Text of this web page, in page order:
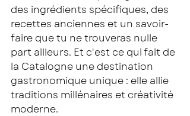
des ingrédients spécifiques, des
recettes anciennes et un savoir-
faire que tu ne trouveras nulle
part ailleurs. Et c'est ce qui fait de
la Catalogne une destination
gastronomique unique : elle allie
traditions millénaires et créativité
moderne.